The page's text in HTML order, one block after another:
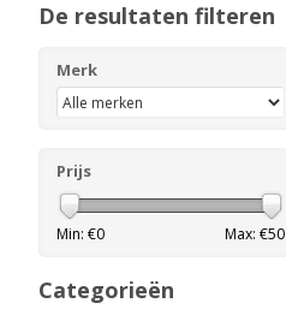
De resultaten filteren
Merk
Prijs
Min: €0 Max: €50
Categorieën